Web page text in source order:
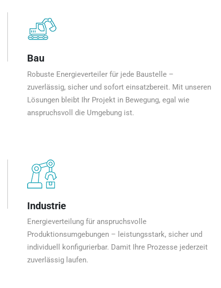
Bau
Robuste Energieverteiler für jede Baustelle –
zuverlässig, sicher und sofort einsatzbereit. Mit unseren
Lösungen bleibt Ihr Projekt in Bewegung, egal wie
anspruchsvoll die Umgebung ist.
Industrie
Energieverteilung für anspruchsvolle
Produktionsumgebungen – leistungsstark, sicher und
individuell konfigurierbar. Damit Ihre Prozesse jederzeit
zuverlässig laufen.